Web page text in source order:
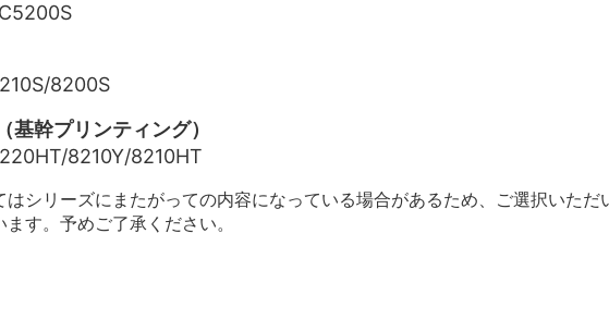
8200S
幹プリンティング）
8210Y/8210HT
シリーズにまたがっての内容になっている場合があるため、ご選択いた
す。予めご了承ください。